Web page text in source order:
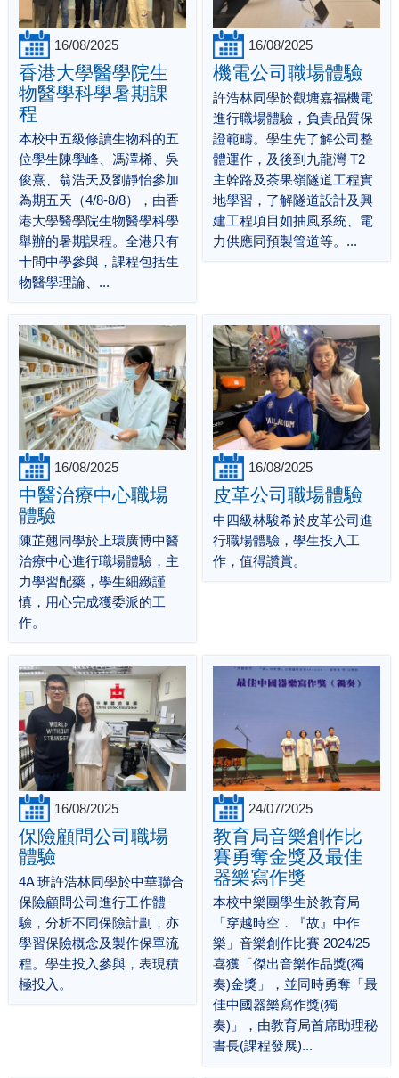
16/08/2025
香港大學醫學院生
物醫學科學暑期課
程
本校中五級修讀生物科的五
位學生陳學峰、馮澤桸、吳
俊熹、翁浩天及劉靜怡參加
為期五天（4/8-8/8），由香
港大學醫學院生物醫學科學
舉辦的暑期課程。全港只有
十間中學參與，課程包括生
物醫學理論、...
16/08/2025
機電公司職場體驗
許浩林同學於觀塘嘉福機電
進行職場體驗，負責品質保
證範疇。學生先了解公司整
體運作，及後到九龍灣 T2
主幹路及茶果嶺隧道工程實
地學習，了解隧道設計及興
建工程項目如抽風系統、電
力供應同預製管道等。...
16/08/2025
中醫治療中心職場
體驗
陳芷翹同學於上環廣博中醫
治療中心進行職場體驗，主
力學習配藥，學生細緻謹
慎，用心完成獲委派的工
作。
16/08/2025
皮革公司職場體驗
中四級林駿希於皮革公司進
行職場體驗，學生投入工
作，值得讚賞。
16/08/2025
保險顧問公司職場
體驗
4A 班許浩林同學於中華聯合
保險顧問公司進行工作體
驗，分析不同保險計劃，亦
學習保險概念及製作保單流
程。學生投入參與，表現積
極投入。
24/07/2025
教育局音樂創作比
賽勇奪金獎及最佳
器樂寫作獎
本校中樂團學生於教育局
「穿越時空．『故』中作
樂」音樂創作比賽 2024/25
喜獲「傑出音樂作品獎(獨
奏)金獎」，並同時勇奪「最
佳中國器樂寫作獎(獨
奏)」，由教育局首席助理秘
書長(課程發展)...